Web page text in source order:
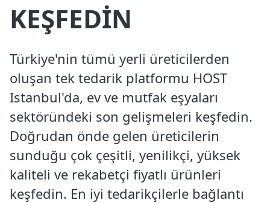
KEŞFEDİN
Türkiye'nin tümü yerli üreticilerden
oluşan tek tedarik platformu HOST
Istanbul'da, ev ve mutfak eşyaları
sektöründeki son gelişmeleri keşfedin.
Doğrudan önde gelen üreticilerin
sunduğu çok çeşitli, yenilikçi, yüksek
kaliteli ve rekabetçi fiyatlı ürünleri
keşfedin. En iyi tedarikçilerle bağlantı